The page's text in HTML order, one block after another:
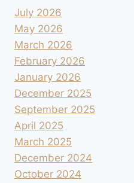
July 2026
May 2026
March 2026
February 2026
January 2026
December 2025
September 2025
April 2025
March 2025
December 2024
October 2024